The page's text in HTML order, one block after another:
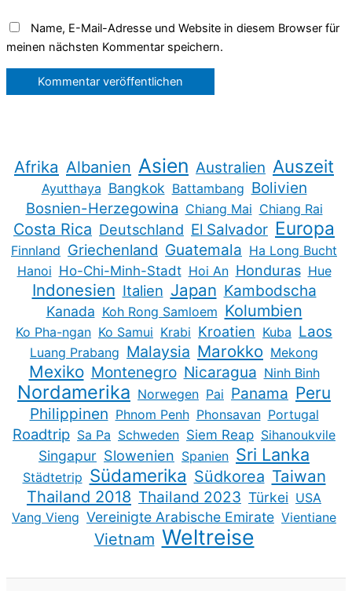
Name, E-Mail-Adresse und Website in diesem Browser für
meinen nächsten Kommentar speichern.
Afrika Albanien Asien Australien Auszeit
Ayutthaya Bangkok Battambang Bolivien
Bosnien-Herzegowina Chiang Mai Chiang Rai
Costa Rica Deutschland El Salvador Europa
Finnland Griechenland Guatemala Ha Long Bucht
Hanoi Ho-Chi-Minh-Stadt Hoi An Honduras Hue
Indonesien Italien Japan Kambodscha
Kanada Koh Rong Samloem Kolumbien
Ko Pha-ngan Ko Samui Krabi Kroatien Kuba Laos
Luang Prabang Malaysia Marokko Mekong
Mexiko Montenegro Nicaragua Ninh Binh
Nordamerika Norwegen Pai Panama Peru
Philippinen Phnom Penh Phonsavan Portugal
Roadtrip Sa Pa Schweden Siem Reap Sihanoukvile
Singapur Slowenien Spanien Sri Lanka
Städtetrip Südamerika Südkorea Taiwan
Thailand 2018 Thailand 2023 Türkei USA
Vang Vieng Vereinigte Arabische Emirate Vientiane
Vietnam Weltreise